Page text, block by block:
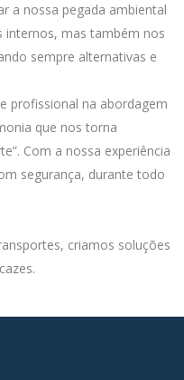
a nossa pegada ambiental
internos, mas também nos
sempre alternativas e
profissional na abordagem
que nos torna
Com a nossa experiência
segurança, durante todo
criamos soluções